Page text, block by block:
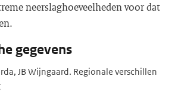
neerslaghoeveelheden voor dat
gegevens
JB Wijngaard. Regionale verschillen